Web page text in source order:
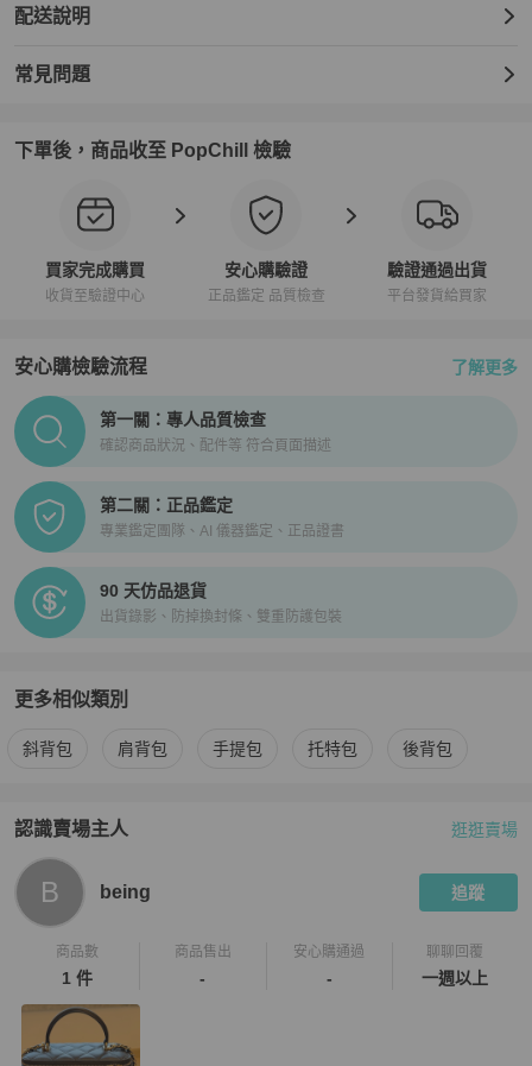
配送說明
常見問題
下單後，商品收至 PopChill 檢驗
買家完成購買
收貨至驗證中心
安心購驗證
正品鑑定 品質檢查
驗證通過出貨
平台發貨給買家
安心購檢驗流程 了解更多
PopChill拍拍圈正品驗證、安心購檢驗流程介紹
第一關：專人品質檢查
確認商品狀況、配件等 符合頁面描述
第二關：正品鑑定
專業鑑定團隊、AI 儀器鑑定、正品證書
90 天仿品退貨
出貨錄影、防掉換封條、雙重防護包裝
更多相似類別
更多Chanel 女包相似商品推薦
斜背包 肩背包 手提包 托特包 後背包
認識賣場主人
PopChill 拍拍圈嚴選賣家
逛逛賣場
B being 追蹤
商品數
1 件
商品售出
-
安心購通過
-
聊聊回覆
一週以上